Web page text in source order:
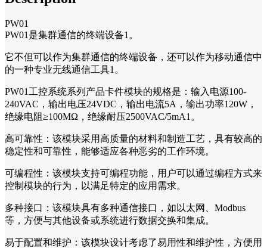
PW01
PW01是集群通信的终端设备1。
它不但可以作为集群通信的终端设备，还可以作为移动通信中
的一种专业无线通信工具1。
PW01工控系统系列产品卡件模块的规格是：输入电源100-
240VAC，输出电压24VDC，输出电流5A，输出功率120W，
绝缘电阻≥100MΩ，绝缘耐压2500VAC/5mA1。
高可靠性：该模块采用高质量的材料和制造工艺，具有较高的
稳定性和可靠性，能够适应各种恶劣的工作环境。
可编程性：该模块支持可编程功能，用户可以通过编程方式来
控制模块的行为，以满足特定的应用需求。
多种接口：该模块具有多种通信接口，如以太网、Modbus
等，方便与其他设备或系统进行数据交换和集成。
易于配置和维护：该模块设计考虑了易用性和维护性，方便用